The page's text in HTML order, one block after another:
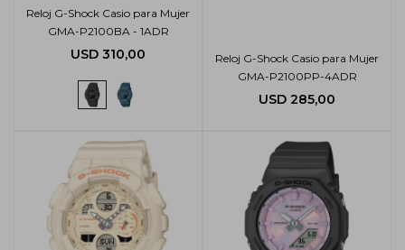
Reloj G-Shock Casio para Mujer
GMA-P2100BA - 1ADR
USD 310,00
Reloj G-Shock Casio para Mujer
GMA-P2100PP-4ADR
USD 285,00